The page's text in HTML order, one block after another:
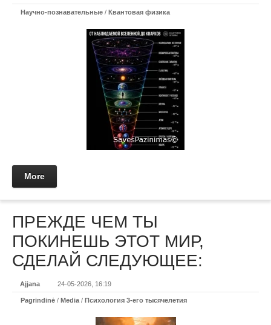
Научно-познавательные / Квантовая физика
More
ПРЕЖДЕ ЧЕМ ТЫ
ПОКИНЕШЬ ЭТОТ МИР,
СДЕЛАЙ СЛЕДУЮЩЕЕ:
Ajjana 24-05-2026, 16:19
Pagrindinė / Media / Психология 3-его тысячелетия